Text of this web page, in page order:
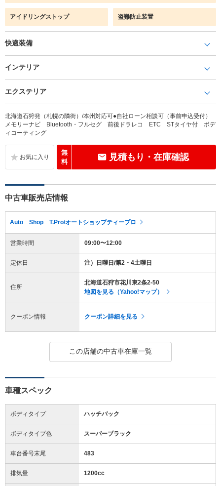
アイドリングストップ 盗難防止装置
快適装備
インテリア
エクステリア
北海道石狩発（札幌の隣街）/本州対応可●自社ローン相談可（事前申込受付）
メモリーナビ Bluetooth・フルセグ 前後ドラレコ ETC STタイヤ付 ボデ
ィコーティング
無
料
見積もり・在庫確認
中古車販売店情報
Auto Shop T.Pro/オートショップティープロ
営業時間 09:00〜12:00
定休日 注）日曜日/第2・4土曜日
住所
北海道石狩市花川東2条2-50
地図を見る（Yahoo!マップ）
クーポン情報 クーポン詳細を見る
この店舗の中古車在庫一覧
車種スペック
ボディタイプ ハッチバック
ボディタイプ色 スーパーブラック
車台番号末尾 483
排気量 1200cc